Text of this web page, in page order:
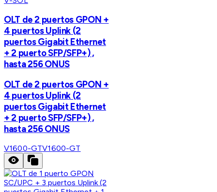
OLT de 2 puertos GPON +
4 puertos Uplink (2
puertos Gigabit Ethernet
+ 2 puerto SFP/SFP+) ,
hasta 256 ONUS
OLT de 2 puertos GPON +
4 puertos Uplink (2
puertos Gigabit Ethernet
+ 2 puerto SFP/SFP+) ,
hasta 256 ONUS
V1600-GTV1600-GT